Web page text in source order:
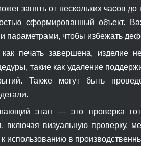
занять от нескольких часов
сформированный объект.
параметрами, чтобы избежать
печать завершена, изделие
такие как удаление
Также могут быть
этап — это проверка
включая визуальную проверку,
использованию в